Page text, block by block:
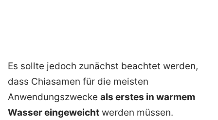
Es sollte jedoch zunächst beachtet werden,
dass Chiasamen für die meisten
Anwendungszwecke als erstes in warmem
Wasser eingeweicht werden müssen.